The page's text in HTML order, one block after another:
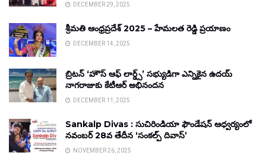
DECEMBER 29, 2025
శ్రీమతి ఆంధ్రప్రదేశ్ 2025 – హేమలత రెడ్డి ప్రయాణం
DECEMBER 14, 2025
బ్రిటన్ ‘హౌస్ ఆఫ్ లార్డ్స్’ సభ్యుడిగా ఎన్నికైన ఉదయ్
నాగరాజుకు కేటీఆర్ అభినందన
DECEMBER 11, 2025
Sankalp Divas : సుచిరిండియా ఫౌండేషన్ ఆధ్వర్యంలో
నవంబర్ 28వ తేదీన ‘సంకల్ప్ దివాస్’
NOVEMBER 26, 2025